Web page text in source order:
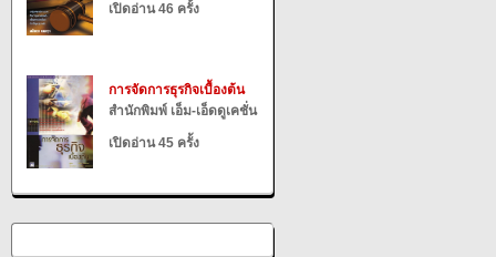
เปิดอ่าน 46 ครั้ง
การจัดการธุรกิจเบื้องต้น
สำนักพิมพ์ เอ็ม-เอ็ดดูเคชั่น
เปิดอ่าน 45 ครั้ง